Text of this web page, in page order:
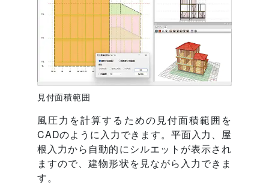
見付面積範囲
風圧力を計算するための見付面積範囲を
CADのように入力できます。平面入力、屋
根入力から自動的にシルエットが表示され
ますので、建物形状を見ながら入力できま
す。